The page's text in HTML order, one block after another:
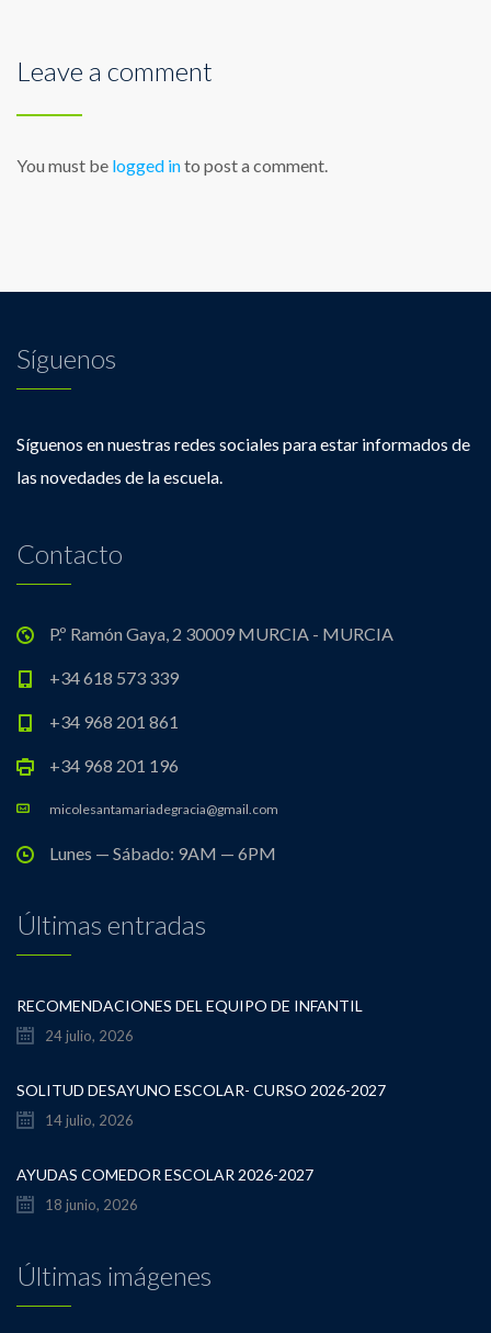
Leave a comment
You must be logged into post a comment.
Síguenos
Síguenos en nuestras redes sociales para estar informados de
las novedades de la escuela.
Contacto
P.º Ramón Gaya, 2 30009 MURCIA - MURCIA
+34 618 573 339
+34 968 201 861
+34 968 201 196
micolesantamariadegracia@gmail.com
Lunes — Sábado: 9AM — 6PM
Últimas entradas
RECOMENDACIONES DEL EQUIPO DE INFANTIL
24 julio, 2026
SOLITUD DESAYUNO ESCOLAR- CURSO 2026-2027
14 julio, 2026
AYUDAS COMEDOR ESCOLAR 2026-2027
18 junio, 2026
Últimas imágenes